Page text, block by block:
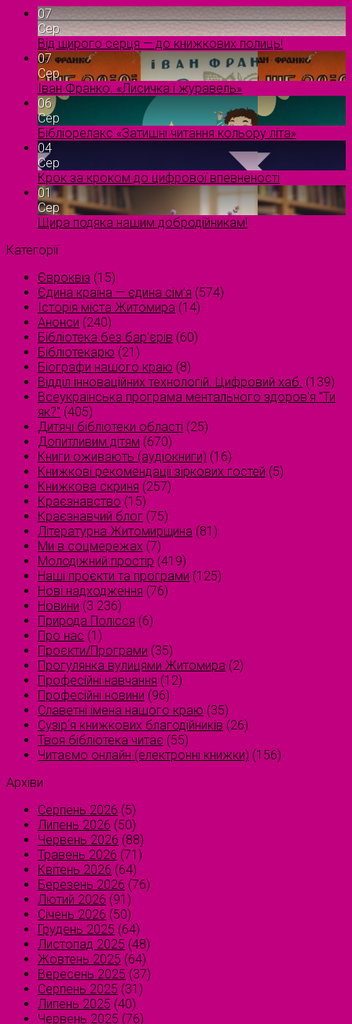
07
Сер
Від щирого серця — до книжкових полиць!
07
Сер
Іван Франко. «Лисичка і журавель»
06
Сер
Бібліорелакс «Затишні читання кольору літа»
04
Сер
Крок за кроком до цифрової впевненості
01
Сер
Щира подяка нашим добродійникам!
Категорії
Євроквіз (15)
Єдина країна — єдина сім’я (574)
Історія міста Житомира (14)
Анонси (240)
Бібліотека без бар'єрів (60)
Бібліотекарю (21)
Біографи нашого краю (8)
Відділ інноваційних технологій. Цифровий хаб. (139)
Всеукраїнська програма ментального здоров'я "Ти
як?" (405)
Дитячі бібліотеки області (25)
Допитливим дітям (670)
Книги оживають (аудіокниги) (16)
Книжкові рекомендації зіркових гостей (5)
Книжкова скриня (257)
Краєзнавство (15)
Краєзнавчий блог (75)
Літературна Житомирщина (81)
Ми в соцмережах (7)
Молодіжний простір (419)
Наші проєкти та програми (125)
Нові надходження (76)
Новини (3 236)
Природа Полісся (6)
Про нас (1)
Проєкти/Програми (35)
Прогулянка вулицями Житомира (2)
Професійні навчання (12)
Професійні новини (96)
Славетні імена нашого краю (35)
Сузірʼя книжкових благодійників (26)
Твоя бібліотека читає (55)
Читаємо онлайн (електронні книжки) (156)
Архіви
Серпень 2026 (5)
Липень 2026 (50)
Червень 2026 (88)
Травень 2026 (71)
Квітень 2026 (64)
Березень 2026 (76)
Лютий 2026 (91)
Січень 2026 (50)
Грудень 2025 (64)
Листопад 2025 (48)
Жовтень 2025 (64)
Вересень 2025 (37)
Серпень 2025 (31)
Липень 2025 (40)
Червень 2025 (76)